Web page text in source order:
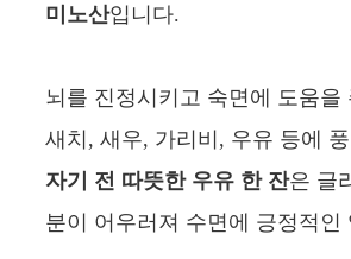
미노산입니다.
뇌를 진정시키고 숙면에 도움을
새치, 새우, 가리비, 우유 등에
자기 전 따뜻한 우유 한 잔은 글
분이 어우러져 수면에 긍정적인